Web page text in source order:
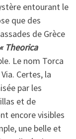
entourant le
que des
de Grèce
« Theorica
Le nom Torca
Certes, la
par les
et de
encore visibles
une belle et